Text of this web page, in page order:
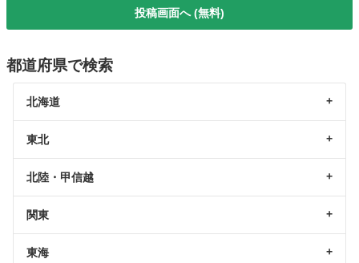
投稿画面へ (無料)
都道府県で検索
北海道
東北
北陸・甲信越
関東
東海